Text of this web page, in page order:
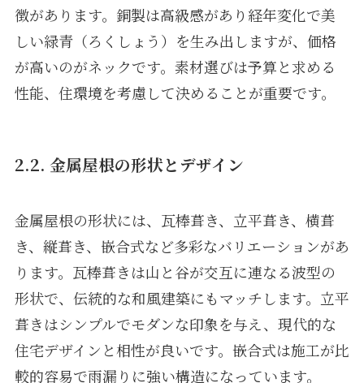
徴があります。銅製は高級感があり経年変化で美
しい緑青（ろくしょう）を生み出しますが、価格
が高いのがネックです。素材選びは予算と求める
性能、住環境を考慮して決めることが重要です。
2.2. 金属屋根の形状とデザイン
金属屋根の形状には、瓦棒葺き、立平葺き、横葺
き、縦葺き、嵌合式など多彩なバリエーションがあ
ります。瓦棒葺きは山と谷が交互に連なる波型の
形状で、伝統的な和風建築にもマッチします。立平
葺きはシンプルでモダンな印象を与え、現代的な
住宅デザインと相性が良いです。嵌合式は施工が比
較的容易で雨漏りに強い構造になっています。